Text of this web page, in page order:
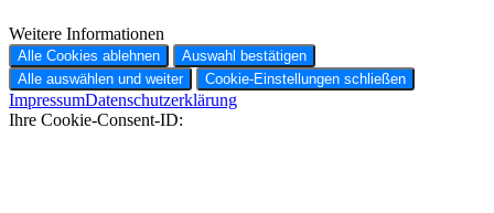
Weitere Informationen
Alle Cookies ablehnen
Auswahl bestätigen
Alle auswählen und weiter
Cookie-Einstellungen schließen
ImpressumDatenschutzerklärung
Ihre Cookie-Consent-ID: